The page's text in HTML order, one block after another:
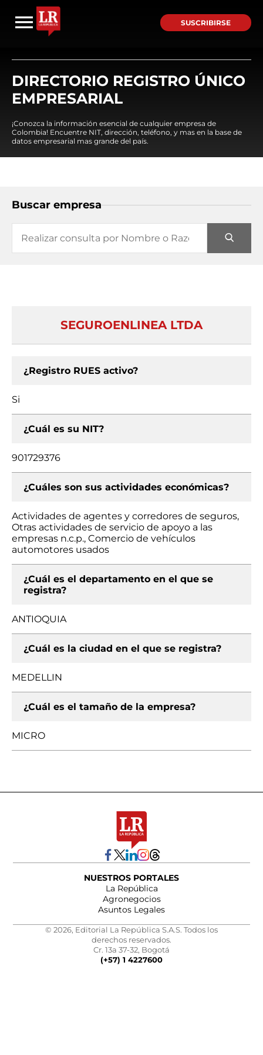
SUSCRIBIRSE
DIRECTORIO REGISTRO ÚNICO
EMPRESARIAL
¡Conozca la información esencial de cualquier empresa de
Colombia! Encuentre NIT, dirección, teléfono, y mas en la base de
datos empresarial mas grande del país.
Buscar empresa
SEGUROENLINEA LTDA
¿Registro RUES activo?
Si
¿Cuál es su NIT?
901729376
¿Cuáles son sus actividades económicas?
Actividades de agentes y corredores de seguros,
Otras actividades de servicio de apoyo a las
empresas n.c.p., Comercio de vehículos
automotores usados
¿Cuál es el departamento en el que se
registra?
ANTIOQUIA
¿Cuál es la ciudad en el que se registra?
MEDELLIN
¿Cuál es el tamaño de la empresa?
MICRO
NUESTROS PORTALES
La República
Agronegocios
Asuntos Legales
© 2026, Editorial La República S.A.S. Todos los
derechos reservados.
Cr. 13a 37-32, Bogotá
(+57) 1 4227600